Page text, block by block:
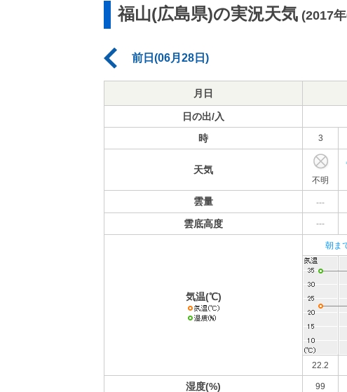
福山(広島県)の実況天気 (2017
前日(06月28日)
月日
日の出/入
時 3
天気
不明
雲量 ---
雲底高度 ---
気温(℃)
朝ま
22.2
湿度(%) 99